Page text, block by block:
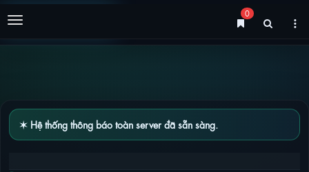
Menu
0
✶ Hệ thống thông báo toàn server đã sẵn sàng.